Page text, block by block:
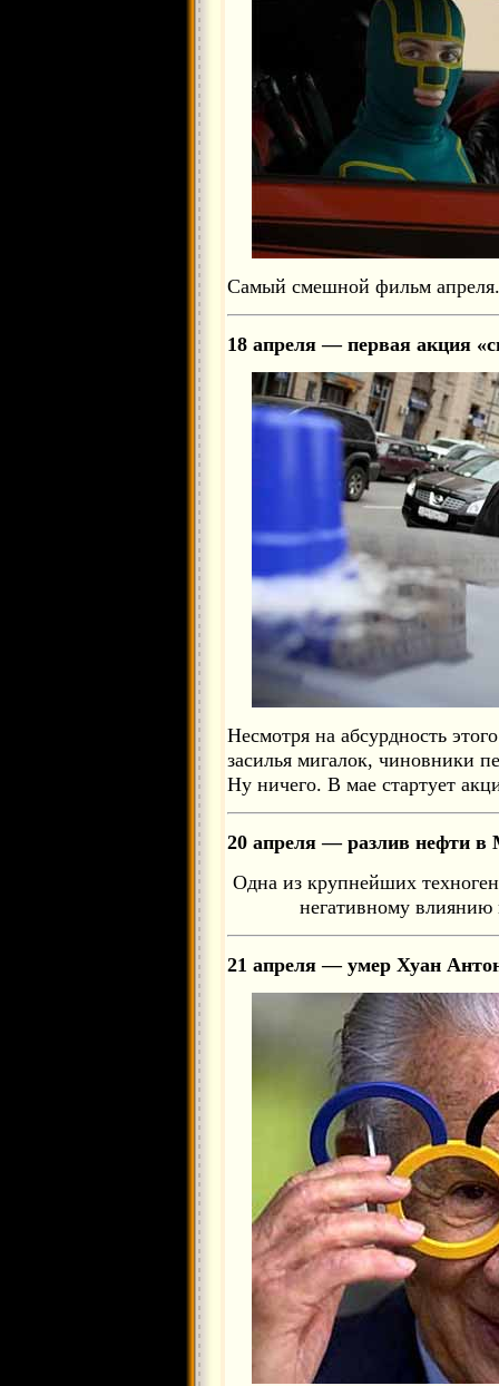
Самый смешной фильм
18 апреля — первая акция
Несмотря на абсурдность
засилья мигалок, чиновники
Ну ничего. В мае стартует
20 апреля — разлив нефти в
Одна из крупнейших
негативному влиянию
21 апреля — умер Хуан